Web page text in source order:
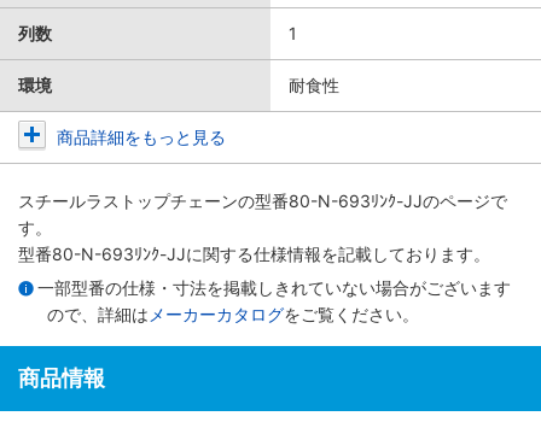
列数 1
環境 耐食性
商品詳細をもっと見る
スチールラストップチェーンの型番80-N-693ﾘﾝｸ-JJのページで
す。
型番80-N-693ﾘﾝｸ-JJに関する仕様情報を記載しております。
一部型番の仕様・寸法を掲載しきれていない場合がございます
ので、詳細は メーカーカタログをご覧ください。
商品情報